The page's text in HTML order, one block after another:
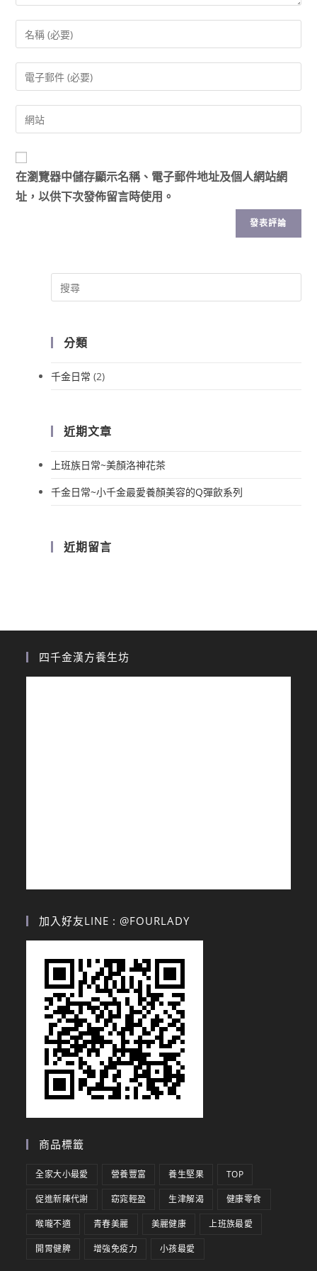
在瀏覽器中儲存顯示名稱、電子郵件地址及個人網站網
址，以供下次發佈留言時使用。
分類
千金日常 (2)
近期文章
上班族日常~美顏洛神花茶
千金日常~小千金最愛養顏美容的Q彈飲系列
近期留言
四千金漢方養生坊
加入好友LINE : @FOURLADY
商品標籤
全家大小最愛 營養豐富 養生堅果 TOP
促進新陳代謝 窈窕輕盈 生津解渴 健康零食
喉嚨不適 青春美麗 美麗健康 上班族最愛
開胃健脾 增強免疫力 小孩最愛